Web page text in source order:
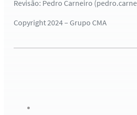
Revisão: Pedro Carneiro
Copyright 2024 – Grupo CMA